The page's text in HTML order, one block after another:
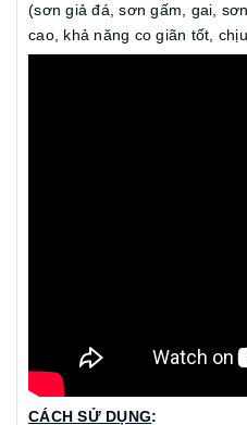
(sơn giả đá, sơn gấm, gai,
cao, khả năng co giãn tốt,
CÁCH SỬ DỤNG: